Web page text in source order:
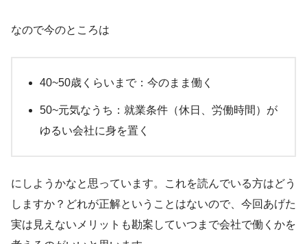
なので今のところは
40~50歳くらいまで：今のまま働く
50~元気なうち：就業条件（休日、労働時間）が
ゆるい会社に身を置く
にしようかなと思っています。これを読んでいる方はどう
しますか？どれが正解ということはないので、今回あげた
実は見えないメリットも勘案していつまで会社で働くかを